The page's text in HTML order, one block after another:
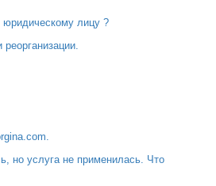
юридическому лицу ?
реорганизации.
но услуга не применилась. Что